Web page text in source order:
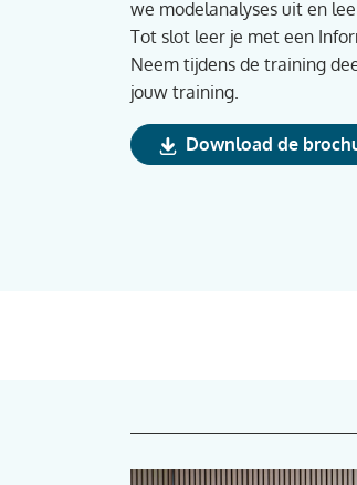
we modelanalyses uit en
Tot slot leer je met een
Neem tijdens de training
jouw training.
Download de